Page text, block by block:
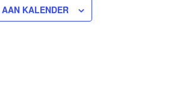
KALENDER